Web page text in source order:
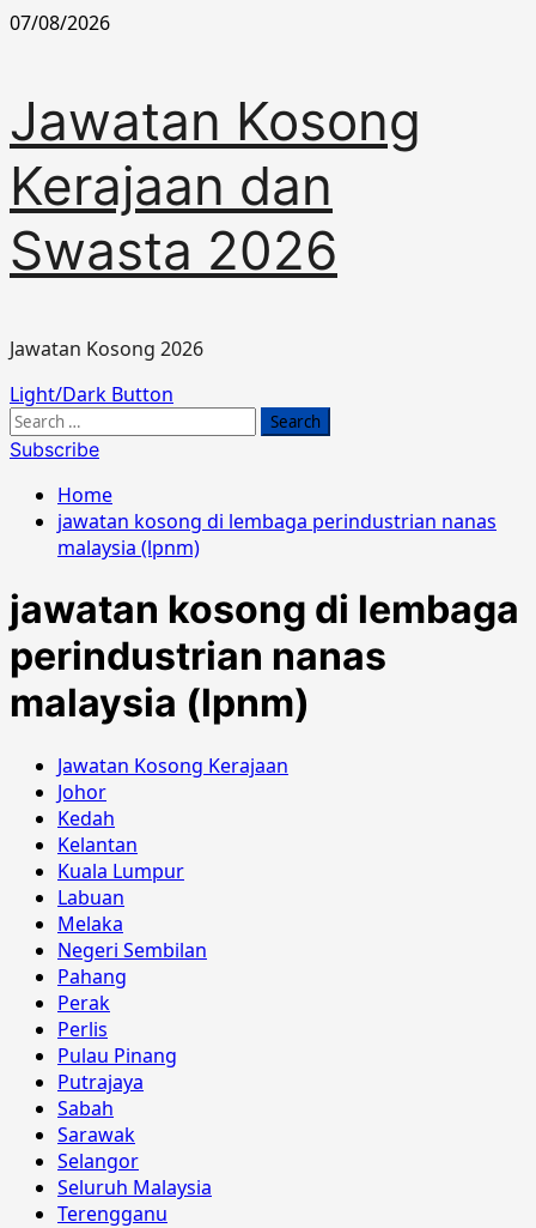
Skip
07/08/2026
Jawatan Kosong
Kerajaan dan
Swasta 2026
Jawatan Kosong 2026
Primary
Menu
Light/Dark Button
Search
for:
Subscribe
Home
jawatan kosong di lembaga perindustrian nanas
malaysia (lpnm)
jawatan kosong di lembaga
perindustrian nanas
malaysia (lpnm)
Jawatan Kosong Kerajaan
Johor
Kedah
Kelantan
Kuala Lumpur
Labuan
Melaka
Negeri Sembilan
Pahang
Perak
Perlis
Pulau Pinang
Putrajaya
Sabah
Sarawak
Selangor
Seluruh Malaysia
Terengganu